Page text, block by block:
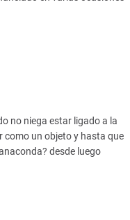
no niega estar ligado a la
como un objeto y hasta que
desde luego